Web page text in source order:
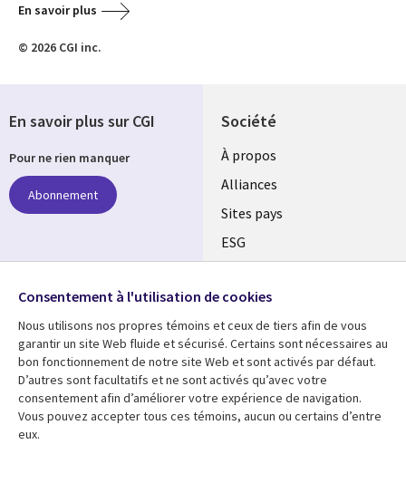
En savoir plus
© 2026 CGI inc.
Société
À propos
Alliances
Sites pays
ESG
Fusions
Salle de presse
Ressources
Articles
Support
En savoir plus sur CGI
Pour ne rien manquer
Abonnement
Suivez-nous
Social
Media
Global
FR
Consentement à l'utilisation de cookies
Nous utilisons nos propres témoins et ceux de tiers afin de vous
garantir un site Web fluide et sécurisé. Certains sont nécessaires au
bon fonctionnement de notre site Web et sont activés par défaut.
D’autres sont facultatifs et ne sont activés qu’avec votre
consentement afin d’améliorer votre expérience de navigation.
Vous pouvez accepter tous ces témoins, aucun ou certains d’entre
eux.